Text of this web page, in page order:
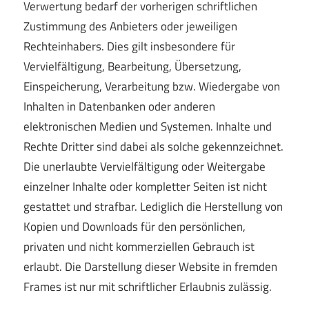
Verwertung bedarf der vorherigen schriftlichen
Zustimmung des Anbieters oder jeweiligen
Rechteinhabers. Dies gilt insbesondere für
Vervielfältigung, Bearbeitung, Übersetzung,
Einspeicherung, Verarbeitung bzw. Wiedergabe von
Inhalten in Datenbanken oder anderen
elektronischen Medien und Systemen. Inhalte und
Rechte Dritter sind dabei als solche gekennzeichnet.
Die unerlaubte Vervielfältigung oder Weitergabe
einzelner Inhalte oder kompletter Seiten ist nicht
gestattet und strafbar. Lediglich die Herstellung von
Kopien und Downloads für den persönlichen,
privaten und nicht kommerziellen Gebrauch ist
erlaubt. Die Darstellung dieser Website in fremden
Frames ist nur mit schriftlicher Erlaubnis zulässig.